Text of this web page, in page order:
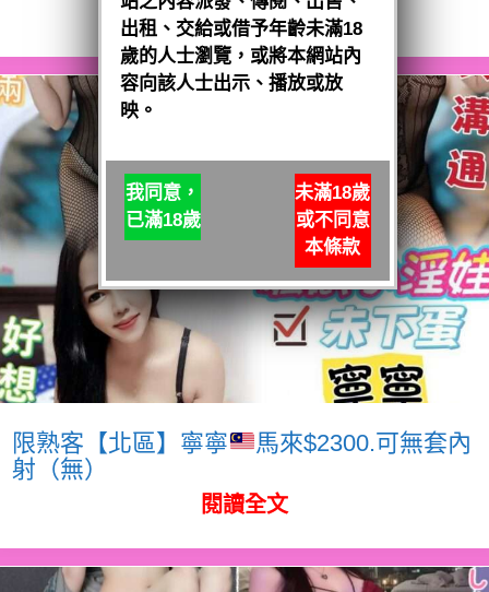
閱讀全文
限熟客【北區】寧寧
馬來$2300.可無套內
射（無）
閱讀全文
出租、交給或借予年齡未滿18
歲的人士瀏覽，或將本網站內
容向該人士出示、播放或放
映。
我同意，
已滿18歲
未滿18歲
或不同意
本條款